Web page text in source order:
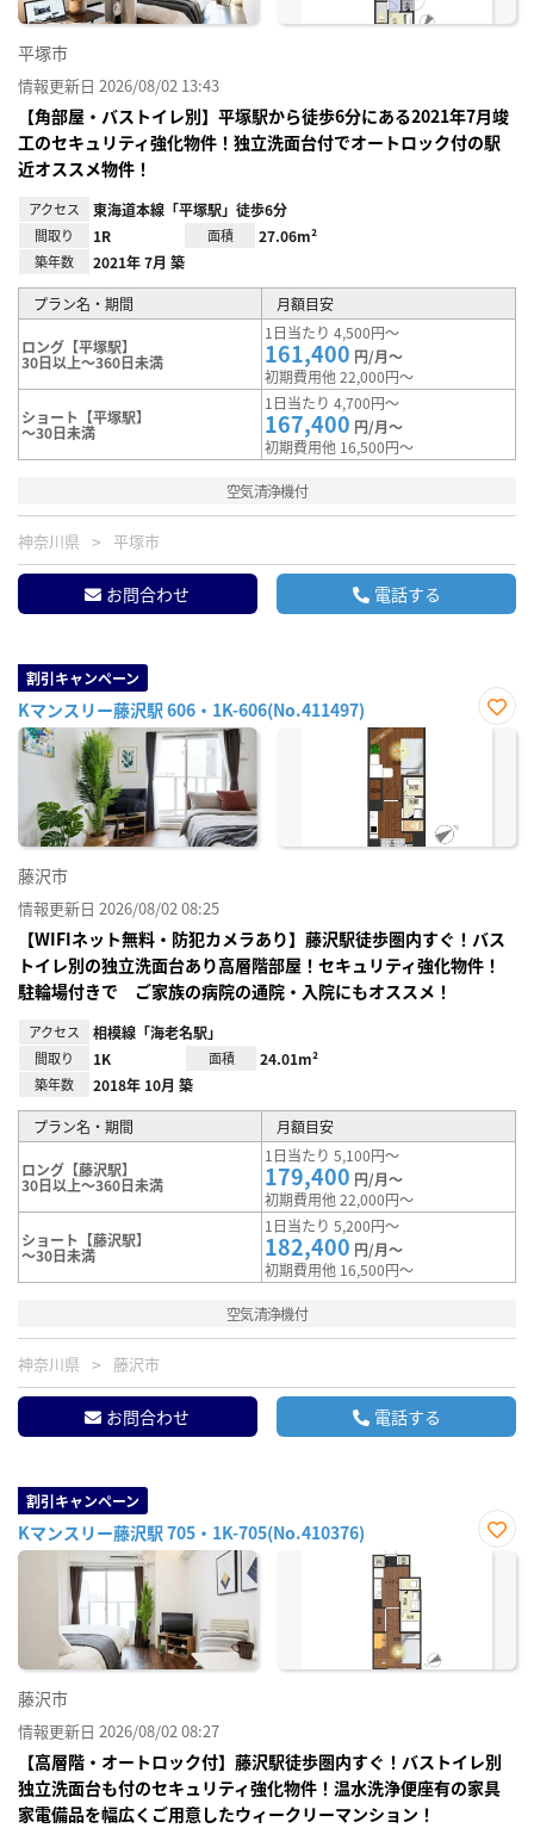
平塚市
情報更新日 2026/08/02 13:43
【角部屋・バストイレ別】平塚駅から徒歩6分にある2021年7月竣
工のセキュリティ強化物件！独立洗面台付でオートロック付の駅
近オススメ物件！
アクセス 東海道本線「平塚駅」徒歩6分
間取り 1R 面積 27.06m²
築年数 2021年 7月 築
プラン名・期間 月額目安
ロング【平塚駅】
30日以上～360日未満
1日当たり 4,500円～
161,400 円/月～
初期費用他 22,000円～
ショート【平塚駅】
～30日未満
1日当たり 4,700円～
167,400 円/月～
初期費用他 16,500円～
空気清浄機付
神奈川県 平塚市
お問合わせ 電話する
割引キャンペーン
Kマンスリー藤沢駅 606・1K-606(No.411497)
お気
藤沢市
情報更新日 2026/08/02 08:25
【WIFIネット無料・防犯カメラあり】藤沢駅徒歩圏内すぐ！バス
トイレ別の独立洗面台あり高層階部屋！セキュリティ強化物件！
駐輪場付きで ご家族の病院の通院・入院にもオススメ！
アクセス 相模線「海老名駅」
間取り 1K 面積 24.01m²
築年数 2018年 10月 築
プラン名・期間 月額目安
ロング【藤沢駅】
30日以上～360日未満
1日当たり 5,100円～
179,400 円/月～
初期費用他 22,000円～
ショート【藤沢駅】
～30日未満
1日当たり 5,200円～
182,400 円/月～
初期費用他 16,500円～
空気清浄機付
神奈川県 藤沢市
お問合わせ 電話する
割引キャンペーン
Kマンスリー藤沢駅 705・1K-705(No.410376)
お気
藤沢市
情報更新日 2026/08/02 08:27
【高層階・オートロック付】藤沢駅徒歩圏内すぐ！バストイレ別
独立洗面台も付のセキュリティ強化物件！温水洗浄便座有の家具
家電備品を幅広くご用意したウィークリーマンション！